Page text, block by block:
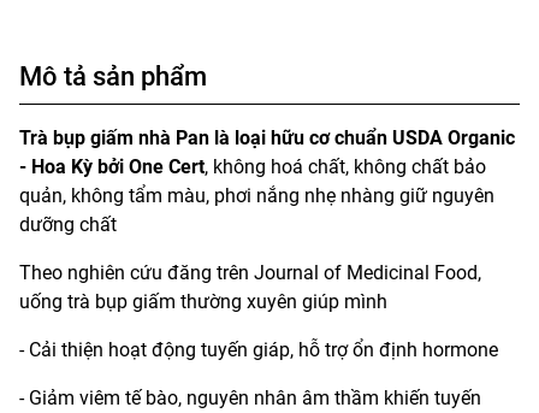
Mô tả sản phẩm
Trà bụp giấm nhà Pan là loại hữu cơ chuẩn USDA Organic
- Hoa Kỳ bởi One Cert, không hoá chất, không chất bảo
quản, không tẩm màu, phơi nắng nhẹ nhàng giữ nguyên
dưỡng chất
Theo nghiên cứu đăng trên Journal of Medicinal Food,
uống trà bụp giấm thường xuyên giúp mình
- Cải thiện hoạt động tuyến giáp, hỗ trợ ổn định hormone
- Giảm viêm tế bào, nguyên nhân âm thầm khiến tuyến